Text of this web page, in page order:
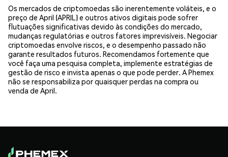
Os mercados de criptomoedas são inerentemente voláteis, e o
preço de April (APRIL) e outros ativos digitais pode sofrer
flutuações significativas devido às condições do mercado,
mudanças regulatórias e outros fatores imprevisíveis. Negociar
criptomoedas envolve riscos, e o desempenho passado não
garante resultados futuros. Recomendamos fortemente que
você faça uma pesquisa completa, implemente estratégias de
gestão de risco e invista apenas o que pode perder. A Phemex
não se responsabiliza por quaisquer perdas na compra ou
venda de April.